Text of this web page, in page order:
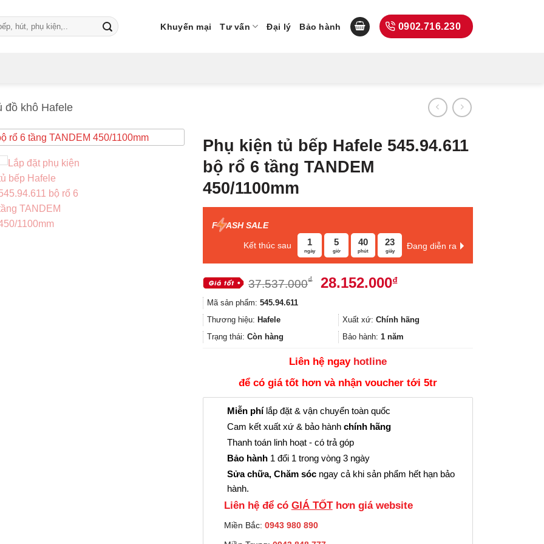
Khuyến mại Tư vấn Đại lý Bảo hành 0902.716.230
đồ khô Hafele
Phụ kiện tủ bếp Hafele 545.94.611
bộ rổ 6 tầng TANDEM
450/1100mm
F ASH SALE
Kết thúc sau 1
ngày
5
giờ
40
phút
22
giây
Đang diễn ra
37.537.000₫
Giá
37.537.000₫.
28.152.000₫Giá
là:
28.152.000₫.
Mã sản phẩm: 545.94.611
Thương hiệu: Hafele Xuất xứ: Chính hãng
Trạng thái: Còn hàng Bảo hành: 1 năm
Liên hệ ngay hotline
để có giá tốt hơn và nhận voucher tới 5tr
Miễn phílắp đặt & vận chuyển toàn quốc
Cam kết xuất xứ & bảo hành chính hãng
Thanh toán linh hoạt - có trả góp
Bảo hành 1 đổi 1 trong vòng 3 ngày
Sửa chữa, Chăm sóc ngay cả khi sản phẩm hết hạn bảo
hành.
Liên hệ để có GIÁ TỐThơn giá website
Miền Bắc: 0943 980 890